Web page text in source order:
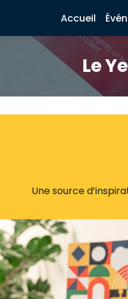
Accueil
Le
Une source